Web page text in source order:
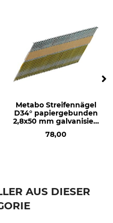
Metabo Streifennägel
D34° papiergebunden
2,8x50 mm galvanisiert
78,00
AUS DIESER